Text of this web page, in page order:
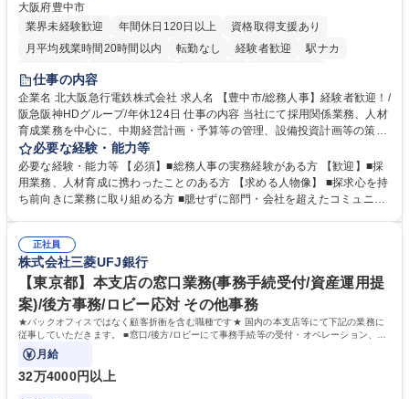
大阪府豊中市
業界未経験歓迎
年間休日120日以上
資格取得支援あり
月平均残業時間20時間以内
転勤なし 経験者歓迎
駅ナカ
退職金あり
土日祝休み
服装自由 昼食補助あり 食事補助あり
仕事の内容
企業名 北大阪急行電鉄株式会社 求人名 【豊中市/総務人事】経験者歓迎！/
阪急阪神HDグループ/年休124日 仕事の内容 当社にて採用関係業務、人材
育成業務を中心に、中期経営計画・予算等の管理、設備投資計画等の策
定、さらに社内の重要会議の運営等、経営の根幹となる幅広い総務人事業
務全般を担当していただきます。 【主な業務内容】 ■採用関係業務および
人材育成(社員研修)業務の推進 ■中期経営計画および予算等の管理 ■設備
投資計画等の策定 ■社内の重要会議の運営 ■その他総務人事業務全般 【入
務人事】経験者歓迎！/阪急阪神HDグループ/年休124日
必要な経験・能力等
必要な経験・能力等 【必須】■総務人事の実務経験がある方 【歓迎】■採
用業務、人材育成に携わったことのある方 【求める人物像】 ■探求心を持
ち前向きに業務に取り組める方 ■臆せずに部門・会社を超えたコミュニケ
囲のメンバーと協調しつつ主体性を持って能動的に業務を推進できる方 学
歴・資格 学歴：大学院 大学 高専 短大 専修学校 高校 語学力： 資格：
正社員
株式会社三菱UFJ銀行
【東京都】本支店の窓口業務(事務手続受付/資産運用提
案)/後方事務/ロビー応対 その他事務
★バックオフィスではなく顧客折衝を含む職種です★ 国内の本支店等にて下記の業務に
従事していただきます。 ■窓口/後方/ロビーにて事務手続等の受付・オペレーション、お
客様対応
月給
32万4000円以上